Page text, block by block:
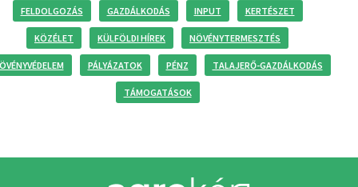
FELDOLGOZÁS GAZDÁLKODÁS INPUT KERTÉSZET
KÖZÉLET KÜLFÖLDI HÍREK NÖVÉNYTERMESZTÉS
PÁLYÁZATOK PÉNZ TALAJERŐ-GAZDÁLKODÁS
TÁMOGATÁSOK